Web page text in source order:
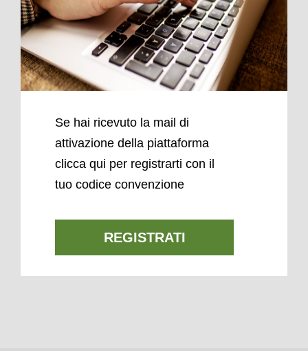
Se hai ricevuto la mail di
attivazione della piattaforma
clicca qui per registrarti con il
tuo codice convenzione
REGISTRATI